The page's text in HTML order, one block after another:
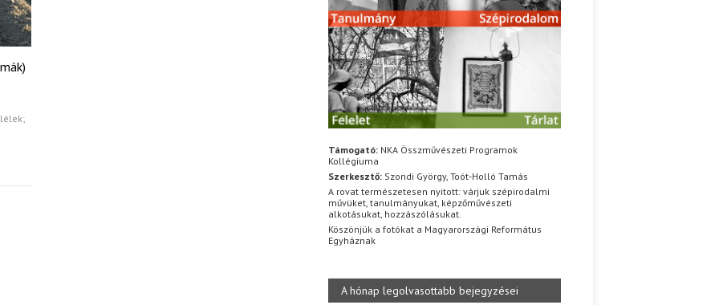
Támogató: NKA Összművészeti Programok
Kollégiuma
Szerkesztő: Szondi György, Toót-Holló Tamás
A rovat természetesen nyitott: várjuk szépirodalmi
művüket, tanulmányukat, képzőművészeti
alkotásukat, hozzászólásukat.
Köszönjük a fotókat a Magyarországi Református
Egyháznak
A hónap legolvasottabb bejegyzései